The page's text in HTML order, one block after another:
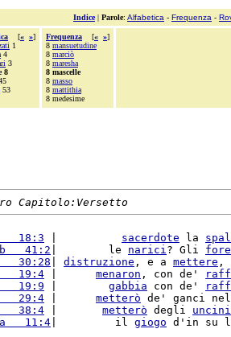
Indice| Parole: Alfabetica - Frequenza -
[« »]
1
4
3
8
53
Frequenza [« »]
8 mansuetudine
8 marciò
8 maresha
8 mascelle
8 masso
8 mattithia
8 medesime
Capitolo:Versetto
18:3 sacerdote la
41:2 |        le narici? Gli
30:28 distruzione , e a mettere ,
19:4 menaron , con de'
19:9 gabbia con de'
29:4 metterò de' ganci
38:4 metterò degli uncini
11:4 |         il giogo d'in su